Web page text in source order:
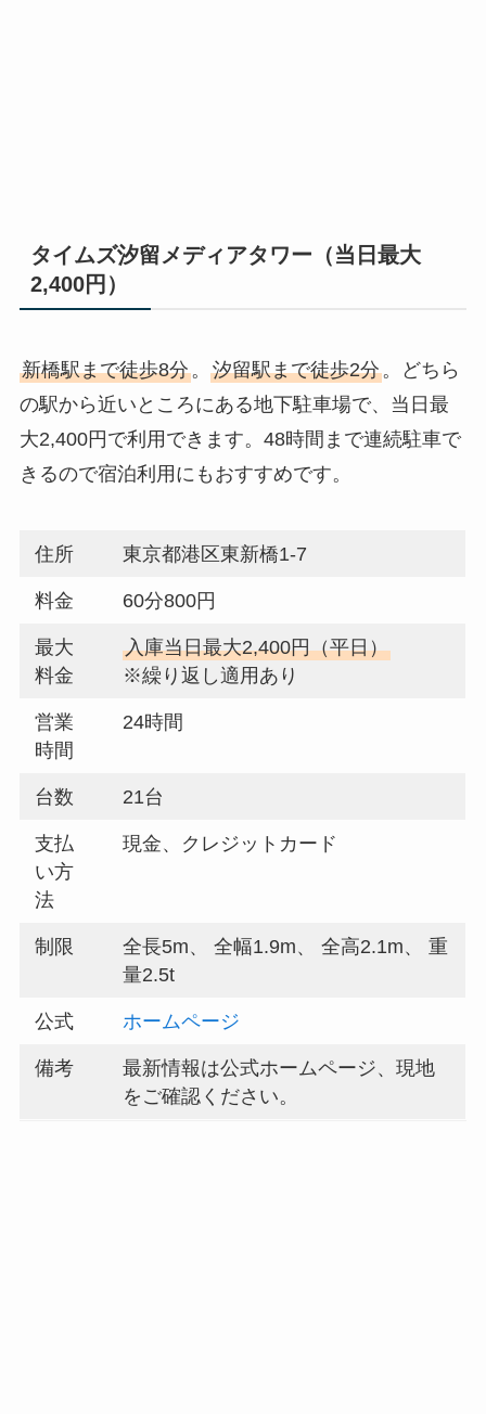
タイムズ汐留メディアタワー（当日最大
2,400円）
新橋駅まで徒歩8分。 汐留駅まで徒歩2分。どちら
の駅から近いところにある地下駐車場で、当日最
大2,400円で利用できます。48時間まで連続駐車で
きるので宿泊利用にもおすすめです。
住所 東京都港区東新橋1-7
料金 60分800円
最大
料金
入庫当日最大2,400円（平日）
※繰り返し適用あり
営業
時間
24時間
台数 21台
支払
い方
法
現金、クレジットカード
制限
全長5m、 全幅1.9m、 全高2.1m、 重
量2.5t
公式 ホームページ
備考
最新情報は公式ホームページ、現地
をご確認ください。